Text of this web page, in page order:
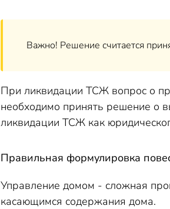
Важно! Решение считается
При ликвидации ТСЖ вопрос о
необходимо принять решение о
ликвидации ТСЖ как
Правильная формулировка
Управление домом - сложная
касающимся содержания дома.